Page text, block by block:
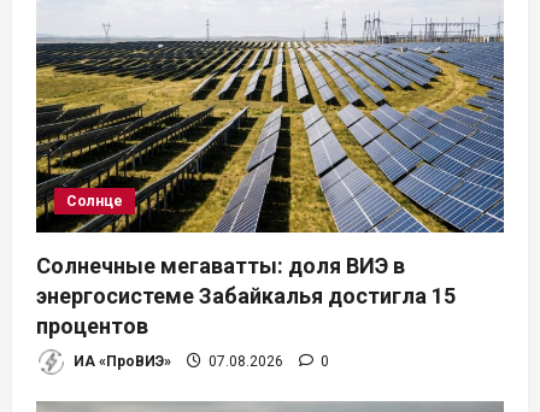
Солнце
Солнечные мегаватты: доля ВИЭ в
энергосистеме Забайкалья достигла 15
процентов
ИА «ПроВИЭ» 07.08.2026 0